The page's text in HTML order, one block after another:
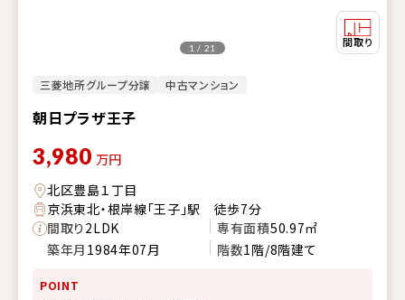
三菱地所グループ分譲 中古マンション
朝日プラザ王子
1 / 21
3,980 万円
北区豊島１丁目
京浜東北・根岸線「王子」駅 徒歩7分
間取り2LDK 専有面積50.97㎡
築年月 1984年07月 階数1階/8階建て
POINT